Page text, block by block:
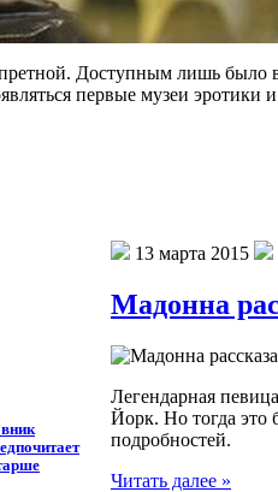
Доступным лишь было
первые музеи
13 марта 2015
Мадонна
Легендарная
Йорк. Но тогда это
подробностей.
Читать далее »